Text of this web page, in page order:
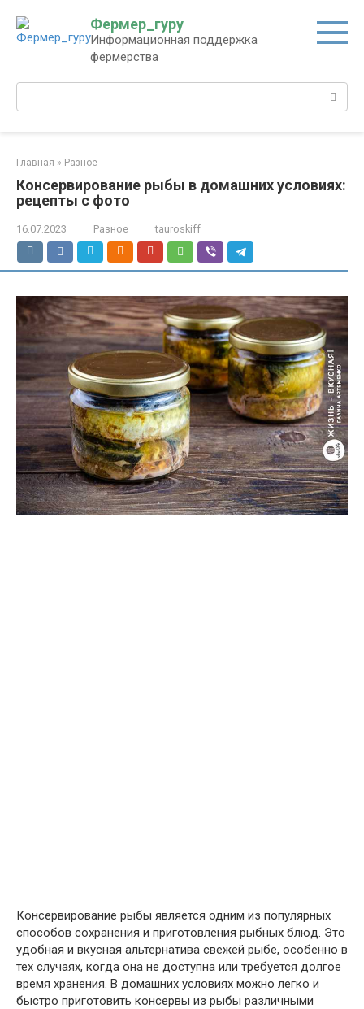
контенту
Фермер_гуру
Информационная поддержка
фермерства
Поиск:
Главная » Разное
Консервирование рыбы в домашних условиях:
рецепты с фото
16.07.2023 Разное tauroskiff
Консервирование рыбы является одним из популярных
способов сохранения и приготовления рыбных блюд. Это
удобная и вкусная альтернатива свежей рыбе, особенно в
тех случаях, когда она не доступна или требуется долгое
время хранения. В домашних условиях можно легко и
быстро приготовить консервы из рыбы различными